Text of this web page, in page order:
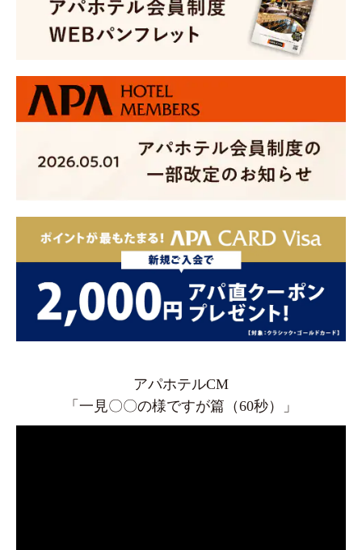
アパホテルCM
「一見〇〇の様ですが篇（60秒）」